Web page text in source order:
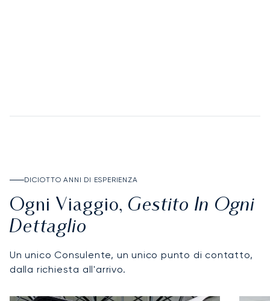
DICIOTTO ANNI DI ESPERIENZA
Ogni Viaggio, Gestito In Ogni
Dettaglio
Un unico Consulente, un unico punto di contatto,
dalla richiesta all'arrivo.